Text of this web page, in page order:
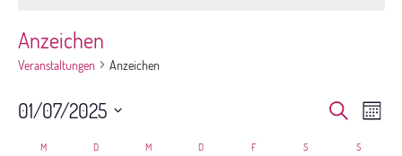
Anzeichen
Veranstaltungen Anzeichen
Suche
Suche Monat
01/07/2025
M D M DDONNERSTAGFFREITAG S SSONNTAG